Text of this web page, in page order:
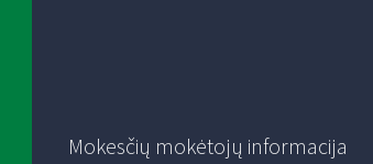
Mokesčių mokėtojų informacija